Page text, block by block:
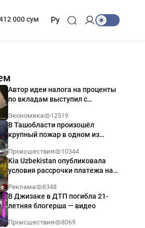
000 сум Ру
Автор идеи налога на проценты
по вкладам выступил с
Экономика 12519
В Ташобласти произошёл
крупный пожар в одном из
Происшествия 10344
Kia Uzbekistan опубликовала
условия рассрочки платежа на
годовых
Реклама 8348
В Джизаке в ДТП погибла 21-
летняя блогерша — видео
Происшествия 8069